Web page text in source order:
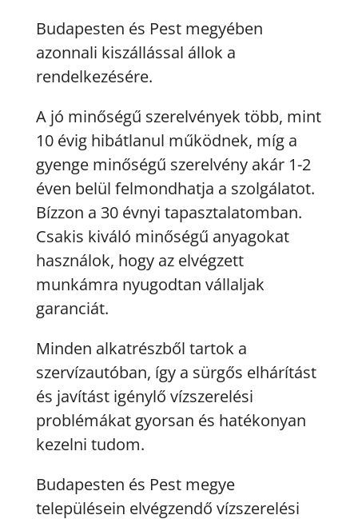
Budapesten és Pest megyében
azonnali kiszállással állok a
rendelkezésére.
A jó minőségű szerelvények több, mint
10 évig hibátlanul működnek, míg a
gyenge minőségű szerelvény akár 1-2
éven belül felmondhatja a szolgálatot.
Bízzon a 30 évnyi tapasztalatomban.
Csakis kiváló minőségű anyagokat
használok, hogy az elvégzett
munkámra nyugodtan vállaljak
garanciát.
Minden alkatrészből tartok a
szervízautóban, így a sürgős elhárítást
és javítást igénylő vízszerelési
problémákat gyorsan és hatékonyan
kezelni tudom.
Budapesten és Pest megye
településein elvégzendő vízszerelési